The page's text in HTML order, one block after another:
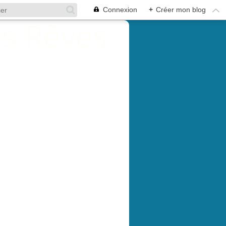
Connexion + Créer mon blog